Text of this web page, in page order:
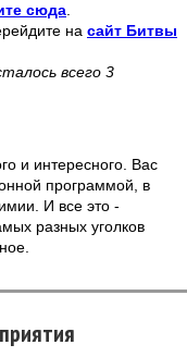
сюда
на сайт Битвы
всего 3
и интересного. Вас
программой, в
И все это -
разных уголков